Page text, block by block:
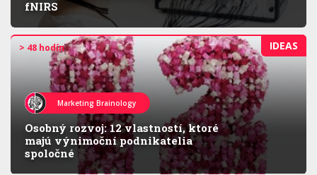
fNIRS
IDEAS
> 48 hodín
Marketing Brainology
Osobný rozvoj: 12 vlastností, ktoré
majú výnimoční podnikatelia
spoločné